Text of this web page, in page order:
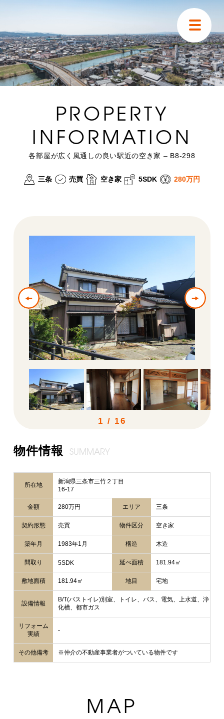
トップ
物件検索
空き家掲示板
移住ストーリー
田舎でもなく都会でもない
”ちょうどいい感じ”三条市
PROPERTY
INFORMATION
各部屋が広く風通しの良い駅近の空き家 – B8-298
三条 売買 空き家 5SDK 280万円
1 / 16
物件情報 SUMMARY
所在地
新潟県三条市三竹２丁目
16-17
金額 280万円 エリア 三条
契約形態 売買 物件区分 空き家
築年月 1983年1月 構造 木造
間取り 5SDK 延べ面積 181.94㎡
敷地面積 181.94㎡ 地目 宅地
設備情報
B/T(バストイレ)別室、トイレ、バス、電気、上水道、浄
化槽、都市ガス
リフォーム
実績
-
その他備考 ※仲介の不動産事業者がついている物件です
MAP